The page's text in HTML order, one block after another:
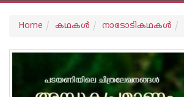
Home കഥകള്‍ നാടോടികഥകള്‍